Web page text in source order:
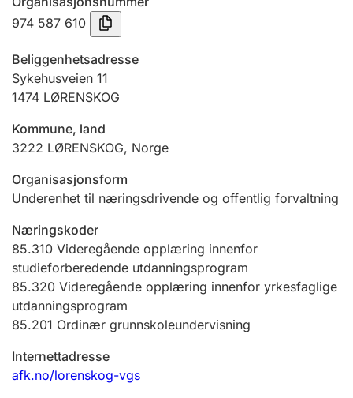
Betaling og jegeravgiftskort
Ektepaktveileder
Offentlig sektor
Andre tema
974 587 610
Beliggenhetsadresse
Sykehusveien 11
1474 LØRENSKOG
Kommune, land
3222 LØRENSKOG, Norge
Organisasjonsform
Underenhet til næringsdrivende og offentlig forvaltning
Næringskoder
85.310 Videregående opplæring innenfor
studieforberedende utdanningsprogram
85.320 Videregående opplæring innenfor yrkesfaglige
utdanningsprogram
85.201 Ordinær grunnskoleundervisning
Internettadresse
afk.no/lorenskog-vgs